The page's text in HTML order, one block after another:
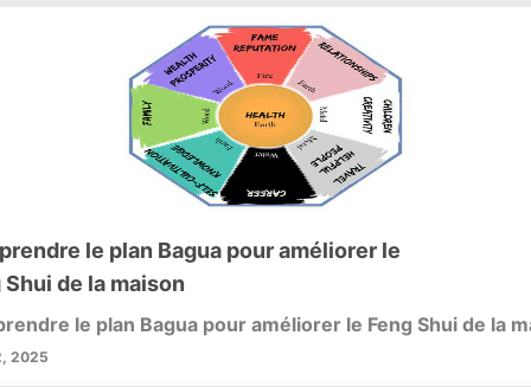
le plan Bagua pour améliorer le
Shui de la maison
le plan Bagua pour améliorer le Feng Shui de la
2025